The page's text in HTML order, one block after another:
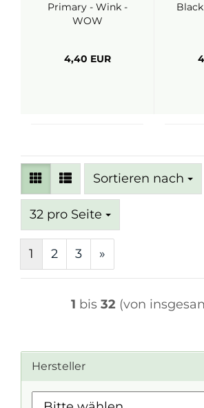
Primary - Wink -
WOW
4,40 EUR
Sortieren nach
Sortieren nach
32 pro Seite
pro Seite
1 2 3 »
1 bis 32 (von
Hersteller